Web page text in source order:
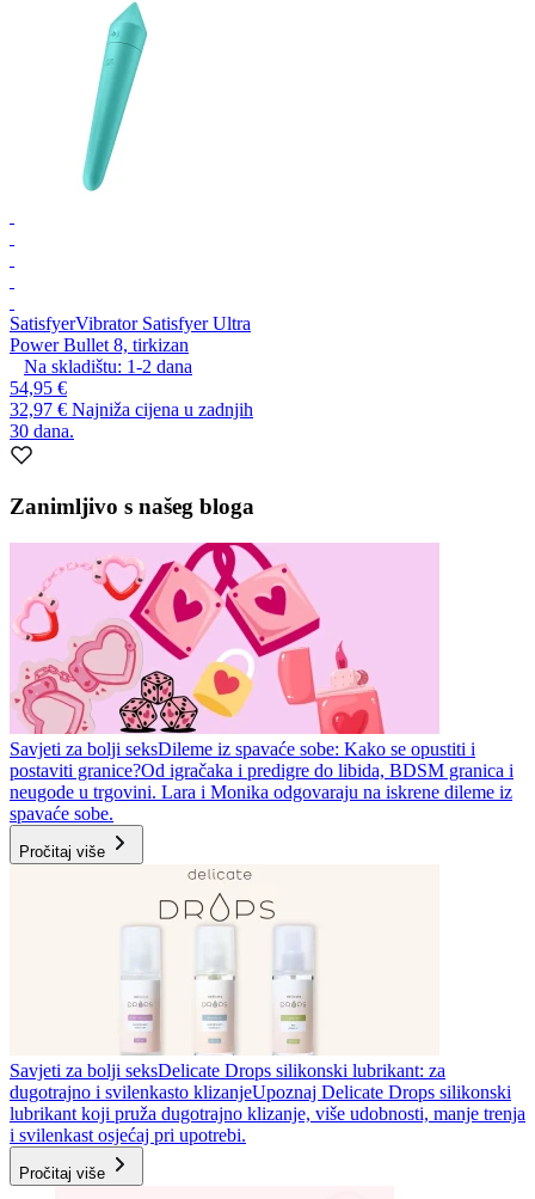
SatisfyerVibrator Satisfyer Ultra
Power Bullet 8, tirkizan
Na skladištu: 1-2 dana
54,95 €
32,97 € Najniža cijena u zadnjih
30 dana.
Zanimljivo s našeg bloga
Savjeti za bolji seksDileme iz spavaće sobe: Kako se opustiti i
postaviti granice?Od igračaka i predigre do libida, BDSM granica i
neugode u trgovini. Lara i Monika odgovaraju na iskrene dileme iz
spavaće sobe.
Pročitaj više
Savjeti za bolji seksDelicate Drops silikonski lubrikant: za
dugotrajno i svilenkasto klizanjeUpoznaj Delicate Drops silikonski
lubrikant koji pruža dugotrajno klizanje, više udobnosti, manje trenja
i svilenkast osjećaj pri upotrebi.
Pročitaj više